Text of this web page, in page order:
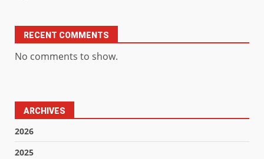
RECENT COMMENTS
No comments to show.
ARCHIVES
2026
2025